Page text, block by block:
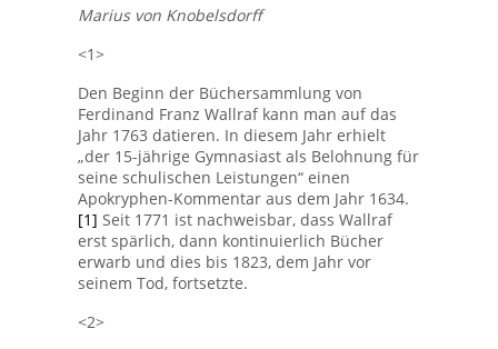
Marius von Knobelsdorff
<1>
Den Beginn der Büchersammlung von
Ferdinand Franz Wallraf kann man auf das
Jahr 1763 datieren. In diesem Jahr erhielt
„der 15-jährige Gymnasiast als Belohnung für
seine schulischen Leistungen“ einen
Apokryphen-Kommentar aus dem Jahr 1634.
[1] Seit 1771 ist nachweisbar, dass Wallraf
erst spärlich, dann kontinuierlich Bücher
erwarb und dies bis 1823, dem Jahr vor
seinem Tod, fortsetzte.
<2>